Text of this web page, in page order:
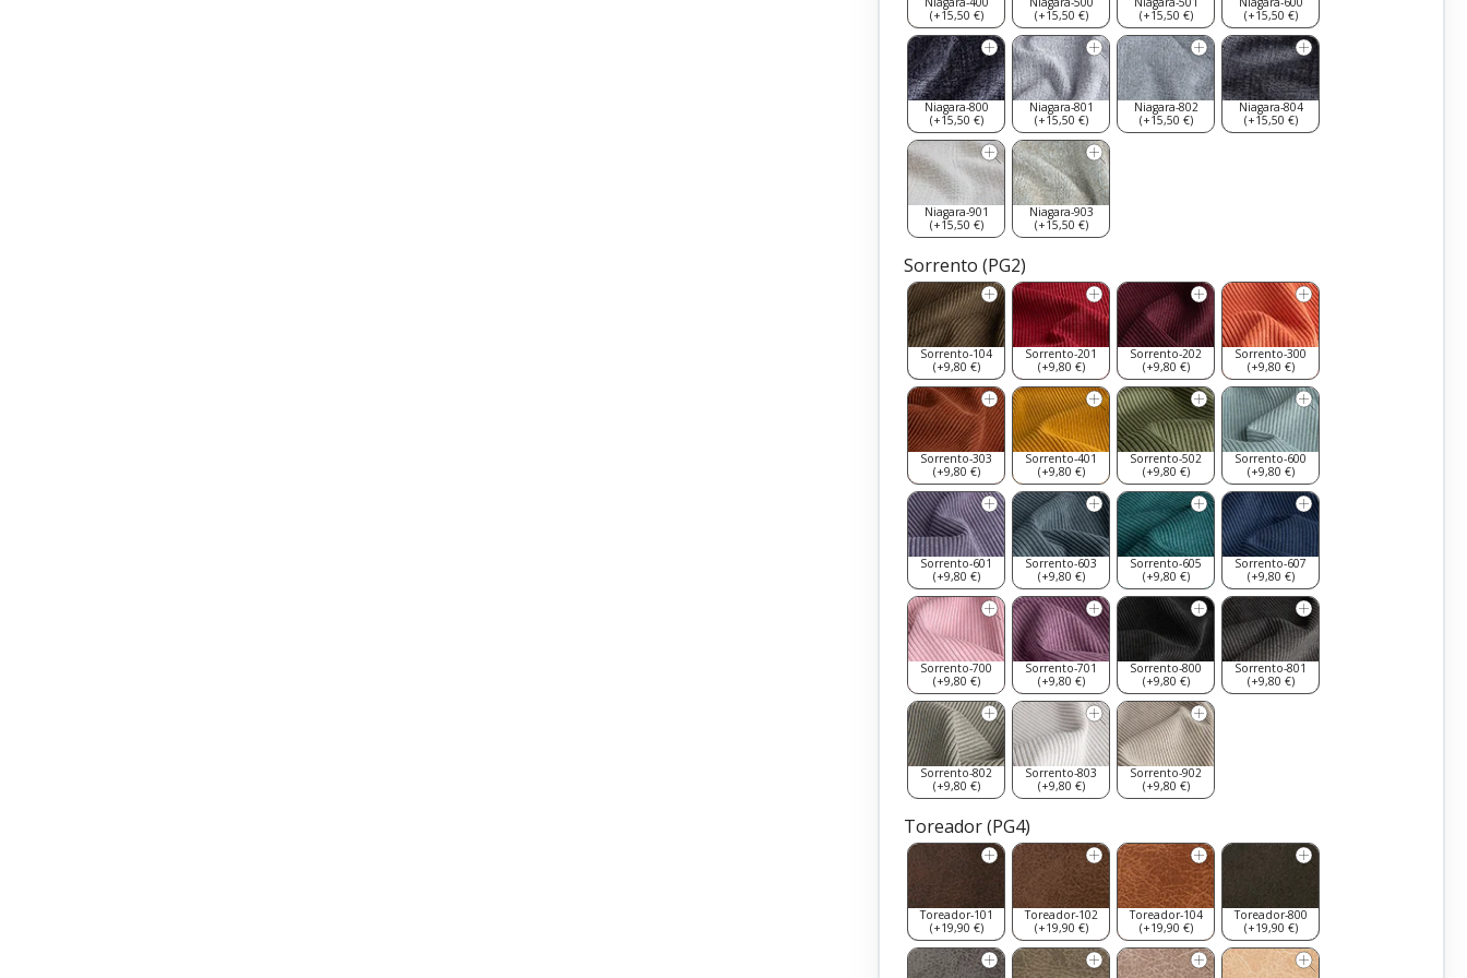
(+15,50 €)
(+15,50 €)
(+15,50 €)
(+15,50 €)
Niagara-800
(+15,50 €)
Niagara-801
(+15,50 €)
Niagara-802
(+15,50 €)
Niagara-804
(+15,50 €)
Niagara-901
(+15,50 €)
Niagara-903
(+15,50 €)
Sorrento (PG2)
Sorrento-104
(+9,80 €)
Sorrento-201
(+9,80 €)
Sorrento-202
(+9,80 €)
Sorrento-300
(+9,80 €)
Sorrento-303
(+9,80 €)
Sorrento-401
(+9,80 €)
Sorrento-502
(+9,80 €)
Sorrento-600
(+9,80 €)
Sorrento-601
(+9,80 €)
Sorrento-603
(+9,80 €)
Sorrento-605
(+9,80 €)
Sorrento-607
(+9,80 €)
Sorrento-700
(+9,80 €)
Sorrento-701
(+9,80 €)
Sorrento-800
(+9,80 €)
Sorrento-801
(+9,80 €)
Sorrento-802
(+9,80 €)
Sorrento-803
(+9,80 €)
Sorrento-902
(+9,80 €)
Toreador (PG4)
Toreador-101
(+19,90 €)
Toreador-102
(+19,90 €)
Toreador-104
(+19,90 €)
Toreador-800
(+19,90 €)